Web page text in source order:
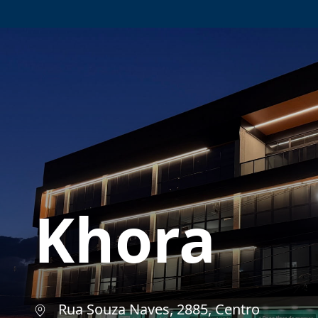
Khora
Rua Souza Naves, 2885, Centro